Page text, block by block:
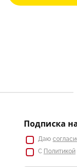
Подписка
Даю
С Политикой